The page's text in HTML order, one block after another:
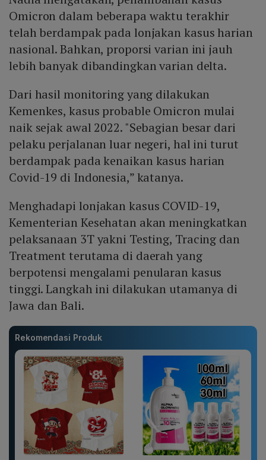
Omicron dalam beberapa waktu terakhir
telah berdampak pada lonjakan kasus harian
nasional. Bahkan, proporsi varian ini jauh
lebih banyak dibandingkan varian delta.
Dari hasil monitoring yang dilakukan
Kemenkes, kasus probable Omicron mulai
naik sejak awal 2022. "Sebagian besar dari
pelaku perjalanan luar negeri, hal ini turut
berdampak pada kenaikan kasus harian
Covid-19 di Indonesia,” katanya.
Menghadapi lonjakan kasus COVID-19,
Kementerian Kesehatan akan meningkatkan
pelaksanaan 3T yakni Testing, Tracing dan
Treatment terutama di daerah yang
berpotensi mengalami penularan kasus
tinggi. Langkah ini dilakukan utamanya di
Jawa dan Bali.
Rekomendasi Produk